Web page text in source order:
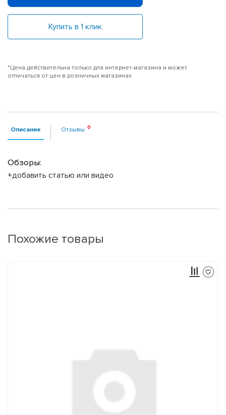
Купить в 1 клик
*Цена действительна только для интернет-магазина и может
отличаться от цен в розничных магазинах
Описание Отзывы
Обзоры:
+добавить статью или видео
Похожие товары